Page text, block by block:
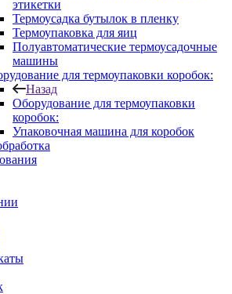
этикетки
Термоусадка бутылок в пленку
Термоупаковка для яиц
Полуавтоматические термоусадочные
машины
для термоупаковки коробок:
Назад
Оборудование для термоупаковки
коробок:
Упаковочная машина для коробок